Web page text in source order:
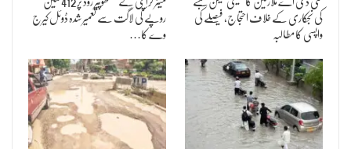
کی نجکاری کے خلاف احتجاج، فیصلے کی
واپسی کا مطالبہ
روپے کی لاگت سے تعمیر شدہ ڈوئل کیرج
وے کا…